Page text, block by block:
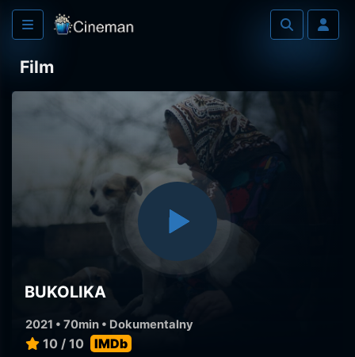
Film
BUKOLIKA
2021 • 70min • Dokumentalny
10 / 10 IMDb